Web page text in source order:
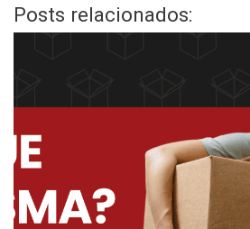
Posts relacionados: